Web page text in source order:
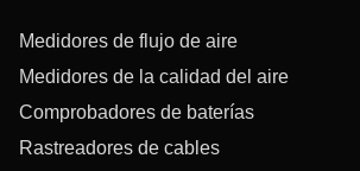
Medidores de flujo de aire
Medidores de la calidad del aire
Comprobadores de baterías
Rastreadores de cables